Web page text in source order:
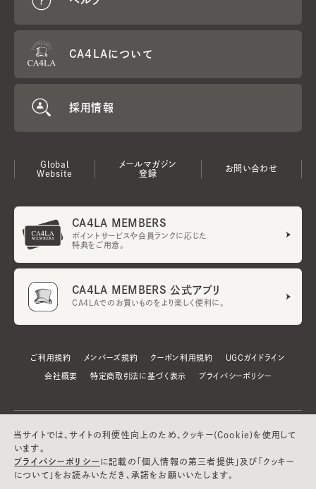
CA4LAについて
採用情報
Global
Website
メールマガジン
登録
お問い合わせ
CA4LA MEMBERS
ポイントサービスや会員ランクに応じた
特典をご用意。
CA4LA MEMBERS 公式アプリ
CA4LAでのお買いものをより楽しく便利に。
ご利用規約 メンバーズ規約 クーポン利用規約 UGCガイドライン
会社概要 特定商取引法に基づく表示 プライバシーポリシー
当サイトでは、サイトの利便性向上のため、クッキー(Cookie)を使用して
います。
プライバシーポリシー に記載の「個人情報の第三者提供」及び「クッキー
について」をお読みいただき、承諾をお願いいたします。